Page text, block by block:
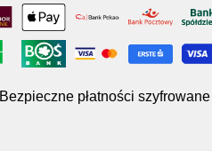
Bezpieczne płatności